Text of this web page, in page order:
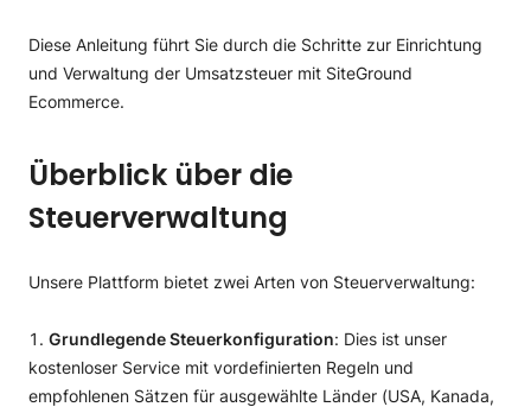
Diese Anleitung führt Sie durch die Schritte zur Einrichtung
und Verwaltung der Umsatzsteuer mit SiteGround
Ecommerce.
Überblick über die
Steuerverwaltung
Unsere Plattform bietet zwei Arten von Steuerverwaltung:
Grundlegende Steuerkonfiguration: Dies ist unser
kostenloser Service mit vordefinierten Regeln und
empfohlenen Sätzen für ausgewählte Länder (USA, Kanada,